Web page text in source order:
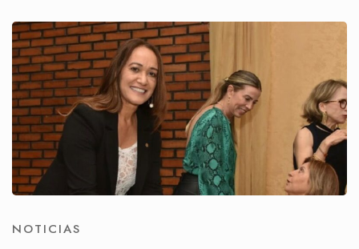
NOTICIAS